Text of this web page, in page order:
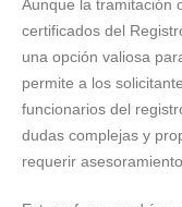
Aunque la tramitación
certificados del
una opción valiosa
permite a los
funcionarios del
dudas complejas y
requerir